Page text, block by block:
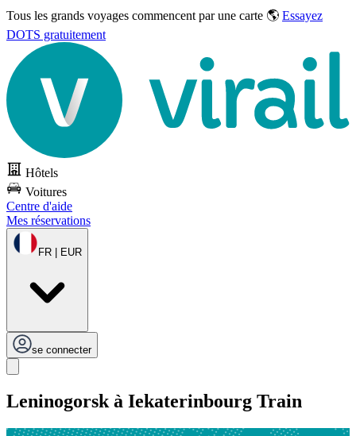
Tous les grands voyages commencent par une carte 🌎 Essayez
DOTS gratuitement
Hôtels
Voitures
Centre d'aide
Mes réservations
FR | EUR
se connecter
Leninogorsk à Iekaterinbourg Train